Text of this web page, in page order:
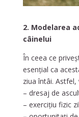
2. Modelarea
câinelui
În ceea ce
esențial ca
ziua întâi.
– dresaj de
– exercițiu fizic